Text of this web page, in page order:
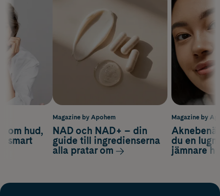
Magazine by
du en
jämnare
om hud,
smart
Magazine by Apohem
NAD och NAD+ – din
guide till ingredienserna
alla pratar om